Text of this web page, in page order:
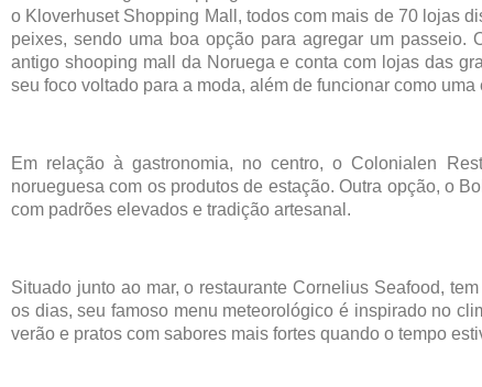
o Kloverhuset Shopping Mall, todos com mais de 70 lojas
peixes, sendo uma boa opção para agregar um
antigo shooping mall da Noruega e conta com lojas das
seu foco voltado para a moda, além de funcionar como uma
Em relação à gastronomia, no centro, o Colonialen
norueguesa com os produtos de estação. Outra opção, o
com padrões elevados e tradição artesanal.
Situado junto ao mar, o restaurante Cornelius Seafood,
os dias, seu famoso menu meteorológico é inspirado no
verão e pratos com sabores mais fortes quando o tempo